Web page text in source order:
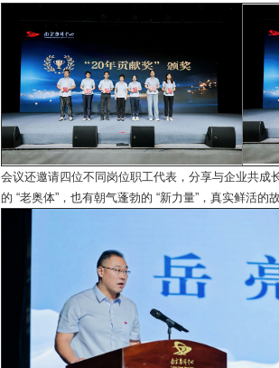
会议还邀请四位不同岗位职工代表，分享与企业共
的 “老奥体”，也有朝气蓬勃的 “新力量”，真实鲜活